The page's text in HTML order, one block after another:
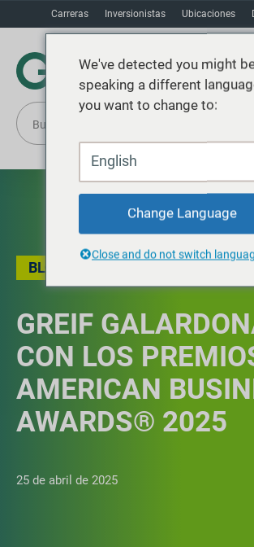
Carreras Inversionistas Ubicaciones
BLOG
GREIF
CON LOS
AMERICAN
AWARDS® 2025
25 de abril de 2025
We've detected you might
speaking a different
you want to change to:
English
Change Language
Close and do not switch